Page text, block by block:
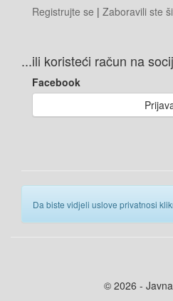
Registrujte se | Zaboravili ste
...ili koristeći račun na
Facebook
Da biste vidjeli uslove privatnosi
© 2026 -